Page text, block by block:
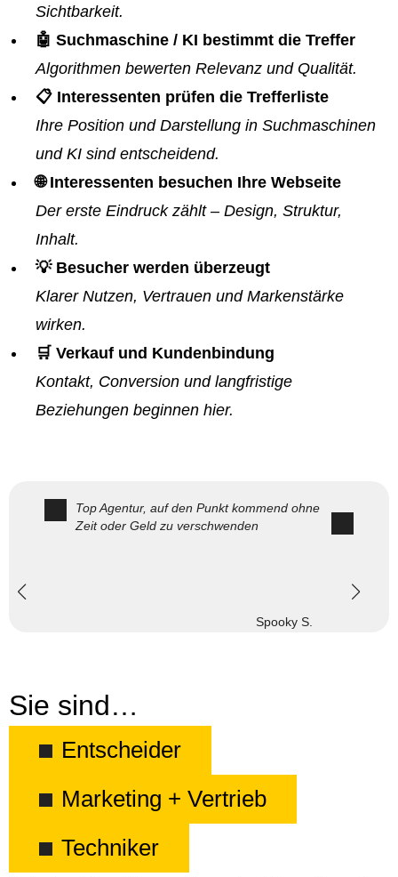
Sichtbarkeit.
🤖 Suchmaschine / KI bestimmt die Treffer
Algorithmen bewerten Relevanz und Qualität.
📋 Interessenten prüfen die Trefferliste
Ihre Position und Darstellung in Suchmaschinen
und KI sind entscheidend.
🌐 Interessenten besuchen Ihre Webseite
Der erste Eindruck zählt – Design, Struktur,
Inhalt.
💡 Besucher werden überzeugt
Klarer Nutzen, Vertrauen und Markenstärke
wirken.
🛒 Verkauf und Kundenbindung
Kontakt, Conversion und langfristige
Beziehungen beginnen hier.
Top Agentur, auf den Punkt kommend ohne
Zeit oder Geld zu verschwenden
Spooky S.
Sie sind…
Entscheider
Marketing + Vertrieb
Techniker